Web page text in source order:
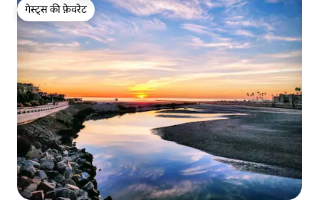
गेस्ट्स की फ़ेवरेट
गेस्ट्स की फ़ेवरेट